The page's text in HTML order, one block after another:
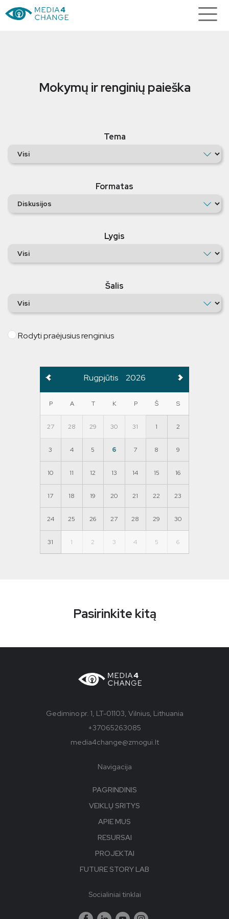
Mokymų ir renginių paieška
Tema
Formatas
Lygis
Šalis
Rodyti praėjusius renginius
Rugpjūtis 2026
P A T K P Š S
27 28 29 30 31 1 2
3 4 5 6 7 8 9
10 11 12 13 14 15 16
17 18 19 20 21 22 23
24 25 26 27 28 29 30
31 1 2 3 4 5 6
Pasirinkite kitą
Gedimino pr. 1, LT-01103, Vilnius, Lithuania
+37065263085
media4change@zmogui.lt
Navigacija
PAGRINDINIS
VEIKLŲ SRITYS
APIE MUS
RESURSAI
PROJEKTAI
FUTURE STORY LAB
Socialiniai tinklai